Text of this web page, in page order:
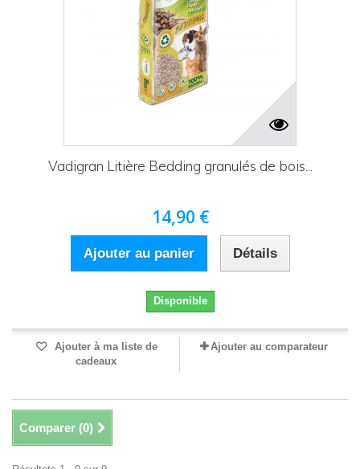
Vadigran Litière Bedding granulés de bois...
14,90 €
Ajouter au panier Détails
Disponible
Ajouter à ma liste de
cadeaux
Ajouter au comparateur
Comparer (0)